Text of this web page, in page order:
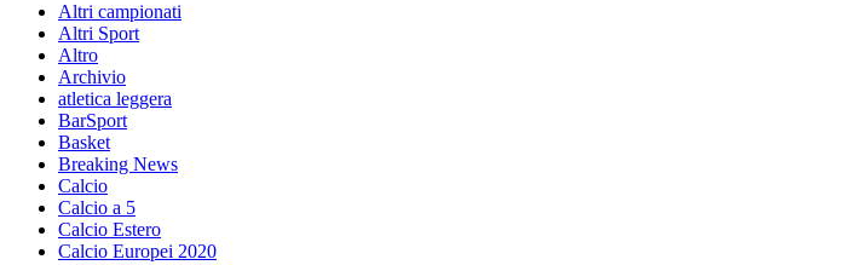
Altri campionati
Altri Sport
Altro
Archivio
atletica leggera
BarSport
Basket
Breaking News
Calcio
Calcio a 5
Calcio Estero
Calcio Europei 2020